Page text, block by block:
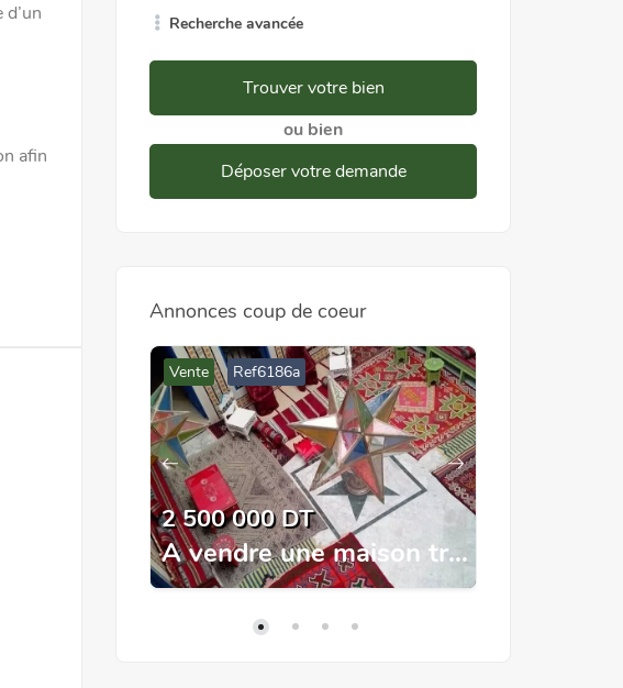
afin
Recherche avancée
Trouver votre bien
ou bien
Déposer votre demande
Annonces coup de coeur
Vente Ref6186a
2 500 000 DT
A vendre une maison traditionnelle à Tunis